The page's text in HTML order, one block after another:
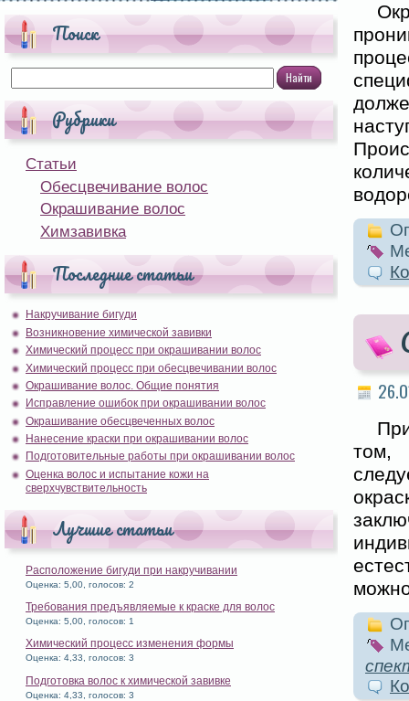
Поиск
Рубрики
Статьи
Обесцвечивание волос
Окрашивание волос
Химзавивка
Последние статьи
Накручивание бигуди
Возникновение химической завивки
Химический процесс при окрашивании волос
Химический процесс при обесцвечивании волос
Окрашивание волос. Общие понятия
Исправление ошибок при окрашивании волос
Окрашивание обесцвеченных волос
Нанесение краски при окрашивании волос
Подготовительные работы при окрашивании волос
Оценка волос и испытание кожи на
сверхчувствительность
Лучшие статьи
Расположение бигуди при накручивании
Оценка: 5,00, голосов: 2
Требования предъявляемые к краске для волос
Оценка: 5,00, голосов: 1
Химический процесс изменения формы
Оценка: 4,33, голосов: 3
Подготовка волос к химической завивке
Оценка: 4,33, голосов: 3
том,